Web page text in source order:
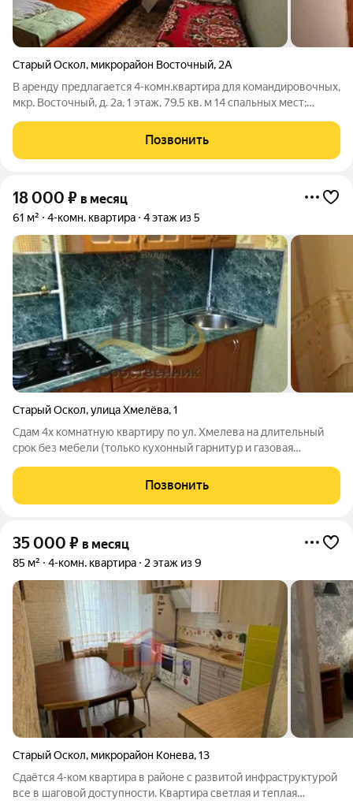
Старый Оскол, микрорайон Восточный, 2А
В аренду предлагается 4-комн.квартира для командировочных,
мкр. Восточный, д. 2а, 1 этаж, 79.5 кв. м 14 спальных мест;
Инфраструктура: Автобусная остановка; Продуктовые
магазины. Стоимость аренды: 50 000
Позвонить
18 000 ₽ в месяц
61 м² 4-комн. квартира 4 этаж из 5
Старый Оскол,улица Хмелёва,1
Сдам 4х комнатную квартиру по ул. Хмелева на длительный
срок без мебели (только кухонный гарнитур и газовая
Позвонить
35 000 ₽ в месяц
85 м² 4-комн. квартира 2 этаж из 9
Старый Оскол, микрорайон Конева,13
Сдаётся 4-ком квартира в районе с развитой инфраструктурой
все в шаговой доступности. Квартира светлая и теплая